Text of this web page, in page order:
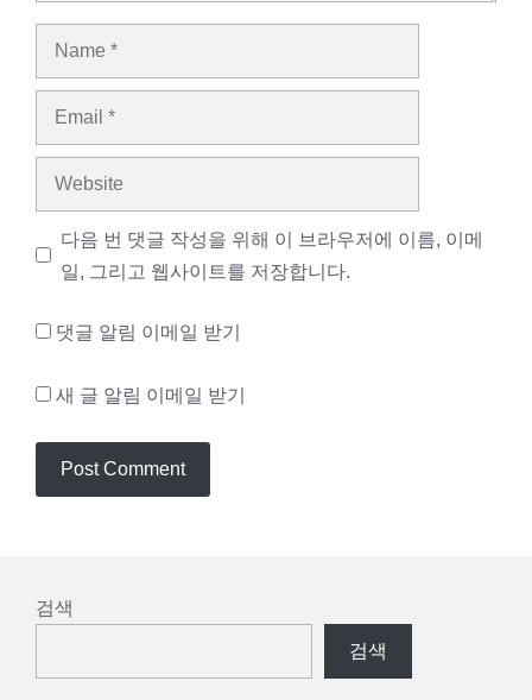
Name
Email
Website
다음 번 댓글 작성을 위해 이 브라우저에 이름, 이메
일, 그리고 웹사이트를 저장합니다.
댓글 알림 이메일 받기
새 글 알림 이메일 받기
검색
검색